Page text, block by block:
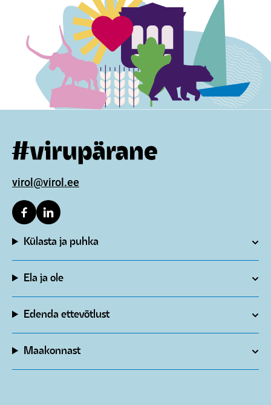
This field is for validation purposes and should be left
Külasta ja puhka
Ela ja ole
Edenda ettevõtlust
Maakonnast
virol@virol.ee